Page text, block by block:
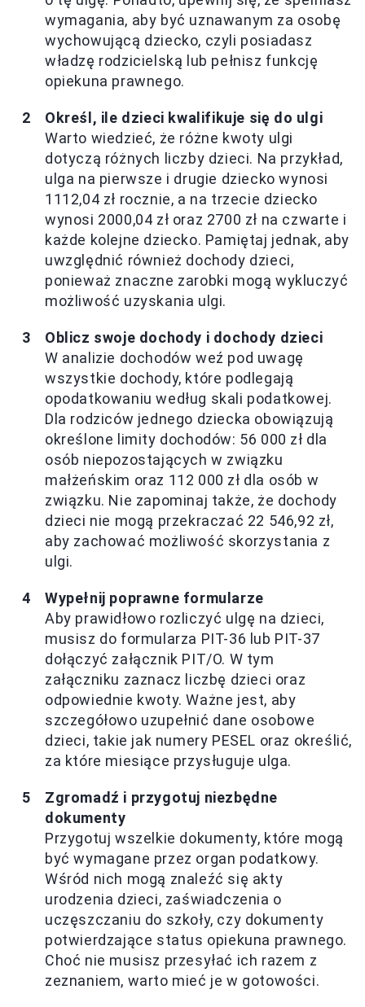
wymagania, aby być uznawanym za osobę
wychowującą dziecko, czyli posiadasz
władzę rodzicielską lub pełnisz funkcję
opiekuna prawnego.
Określ, ile dzieci kwalifikuje się do ulgi
Warto wiedzieć, że różne kwoty ulgi
dotyczą różnych liczby dzieci. Na przykład,
ulga na pierwsze i drugie dziecko wynosi
1112,04 zł rocznie, a na trzecie dziecko
wynosi 2000,04 zł oraz 2700 zł na czwarte i
każde kolejne dziecko. Pamiętaj jednak, aby
uwzględnić również dochody dzieci,
ponieważ znaczne zarobki mogą wykluczyć
możliwość uzyskania ulgi.
Oblicz swoje dochody i dochody dzieci
W analizie dochodów weź pod uwagę
wszystkie dochody, które podlegają
opodatkowaniu według skali podatkowej.
Dla rodziców jednego dziecka obowiązują
określone limity dochodów: 56 000 zł dla
osób niepozostających w związku
małżeńskim oraz 112 000 zł dla osób w
związku. Nie zapominaj także, że dochody
dzieci nie mogą przekraczać 22 546,92 zł,
aby zachować możliwość skorzystania z
ulgi.
Wypełnij poprawne formularze
Aby prawidłowo rozliczyć ulgę na dzieci,
musisz do formularza PIT-36 lub PIT-37
dołączyć załącznik PIT/O. W tym
załączniku zaznacz liczbę dzieci oraz
odpowiednie kwoty. Ważne jest, aby
szczegółowo uzupełnić dane osobowe
dzieci, takie jak numery PESEL oraz określić,
za które miesiące przysługuje ulga.
Zgromadź i przygotuj niezbędne
dokumenty
Przygotuj wszelkie dokumenty, które mogą
być wymagane przez organ podatkowy.
Wśród nich mogą znaleźć się akty
urodzenia dzieci, zaświadczenia o
uczęszczaniu do szkoły, czy dokumenty
potwierdzające status opiekuna prawnego.
Choć nie musisz przesyłać ich razem z
zeznaniem, warto mieć je w gotowości.